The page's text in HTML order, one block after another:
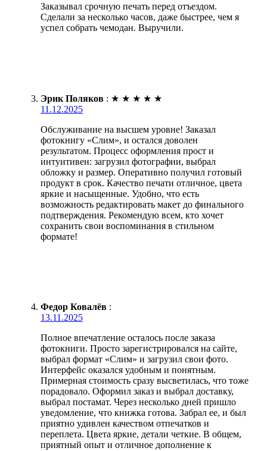
Заказывал срочную печать перед отъездом.
Сделали за несколько часов, даже быстрее, чем я
успел собрать чемодан. Выручили.
Эрик Поляков : ★ ★ ★ ★ ★
11.12.2025
Обслуживание на высшем уровне! Заказал
фотокнигу «Слим», и остался доволен
результатом. Процесс оформления прост и
интуитивен: загрузил фотографии, выбрал
обложку и размер. Оперативно получил готовый
продукт в срок. Качество печати отличное, цвета
яркие и насыщенные. Удобно, что есть
возможность редактировать макет до финального
подтверждения. Рекомендую всем, кто хочет
сохранить свои воспоминания в стильном
формате!
Федор Ковалёв :
13.11.2025
Полное впечатление осталось после заказа
фотокниги. Просто зарегистрировался на сайте,
выбрал формат «Слим» и загрузил свои фото.
Интерфейс оказался удобным и понятным.
Примерная стоимость сразу высветилась, что тоже
порадовало. Оформил заказ и выбрал доставку,
выбрал постамат. Через несколько дней пришло
уведомление, что книжка готова. Забрал ее, и был
приятно удивлен качеством отпечатков и
переплета. Цвета яркие, детали четкие. В общем,
приятный опыт и отличное дополнение к